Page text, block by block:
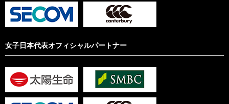
女子日本代表オフィシャルパートナー